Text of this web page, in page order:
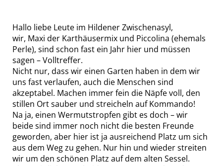
Hallo liebe Leute im Hildener Zwischenasyl,
wir, Maxi der Karthäusermix und Piccolina (ehemals
Perle), sind schon fast ein Jahr hier und müssen
sagen – Volltreffer.
Nicht nur, dass wir einen Garten haben in dem wir
uns fast verlaufen, auch die Menschen sind
akzeptabel. Machen immer fein die Näpfe voll, den
stillen Ort sauber und streicheln auf Kommando!
Na ja, einen Wermutstropfen gibt es doch – wir
beide sind immer noch nicht die besten Freunde
geworden, aber hier ist ja ausreichend Platz um sich
aus dem Weg zu gehen. Nur hin und wieder streiten
wir um den schönen Platz auf dem alten Sessel.